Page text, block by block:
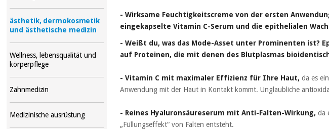
ästhetik, dermokosmetik
und ästhetische medizin
Wellness, lebensqualität und
körperpflege
Zahnmedizin
Medizinische ausrüstung
- Wirksame Feuchtigkeitscreme von der ersten
eingekapselte Vitamin C-Serum und die epithelialen
- Weißt du, was das Mode-Asset unter Prominenten ist?
auf Proteinen, die mit denen des Blutplasmas
- Vitamin C mit maximaler Effizienz für Ihre Haut, da es
Anwendung mit der Haut in Kontakt kommt. Unglaubliche
- Reines Hyaluronsäureserum mit Anti-Falten-Wirkung, da
„Füllungseffekt“ von Falten entsteht.